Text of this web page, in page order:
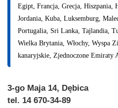
Egipt, Francja, Grecja, Hiszpania,
Jordania, Kuba, Luksemburg,
Portugalia, Sri Lanka, Tajlandia,
Wielka Brytania, Włochy, Wyspa
kanaryjskie, Zjednoczone Emiraty
3-go Maja 14, Dębica
tel. 14 670-34-89